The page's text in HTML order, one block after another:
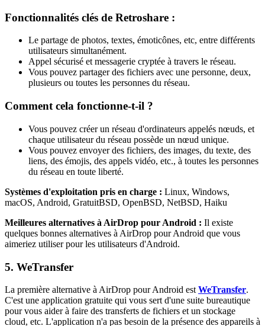
Fonctionnalités clés de Retroshare :
Le partage de photos, textes, émoticônes, etc, entre différents
utilisateurs simultanément.
Appel sécurisé et messagerie cryptée à travers le réseau.
Vous pouvez partager des fichiers avec une personne, deux,
plusieurs ou toutes les personnes du réseau.
Comment cela fonctionne-t-il ?
Vous pouvez créer un réseau d'ordinateurs appelés nœuds, et
chaque utilisateur du réseau possède un nœud unique.
Vous pouvez envoyer des fichiers, des images, du texte, des
liens, des émojis, des appels vidéo, etc., à toutes les personnes
du réseau en toute liberté.
Systèmes d'exploitation pris en charge : Linux, Windows,
macOS, Android, GratuitBSD, OpenBSD, NetBSD, Haiku
Meilleures alternatives à AirDrop pour Android : Il existe
quelques bonnes alternatives à AirDrop pour Android que vous
aimeriez utiliser pour les utilisateurs d'Android.
5. WeTransfer
La première alternative à AirDrop pour Android est WeTransfer.
C'est une application gratuite qui vous sert d'une suite bureautique
pour vous aider à faire des transferts de fichiers et un stockage
cloud, etc. L'application n'a pas besoin de la présence des appareils à